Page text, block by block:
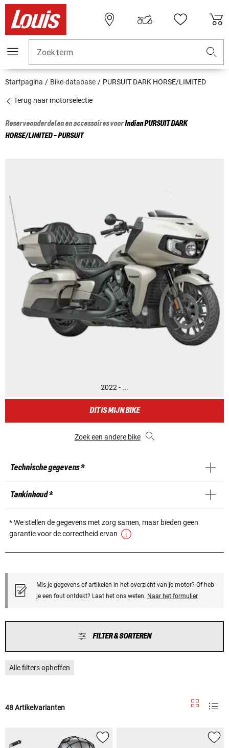
Zoekterm
Startpagina Bike-database PURSUIT DARK HORSE/LIMITED
Terug naar motorselectie
Reserveonderdelen en accessoires voorIndianPURSUIT DARK
HORSE/LIMITED - PURSUIT
2022 - ...
DIT IS MIJN BIKE
Zoek een andere bike
Technische gegevens *
Tankinhoud *
* We stellen de gegevens met zorg samen, maar bieden geen
garantie voor de correctheid ervan
Mis je gegevens of artikelen in het overzicht van je motor? Of heb
je een fout ontdekt? Laat het ons weten. Naar het formulier
FILTER & SORTEREN
Alle filters opheffen
48 Artikelvarianten